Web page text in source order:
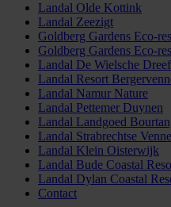
Landal Olde Kottink
Landal Zeezigt
Goldberg Gardens Eco-
Goldberg Gardens Eco-
Landal De Wielsche Dreef
Landal Resort
Landal Namur Nature
Landal Pettemer Duynen
Landal Landgoed
Landal Strabrechtse
Landal Klein Oisterwijk
Landal Bude Coastal
Landal Dylan Coastal
Contact